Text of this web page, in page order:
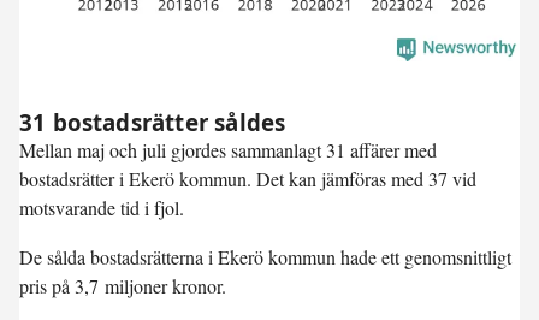
31 bostadsrätter såldes
Mellan maj och juli gjordes sammanlagt 31 affärer med
bostadsrätter i Ekerö kommun. Det kan jämföras med 37 vid
motsvarande tid i fjol.
De sålda bostadsrätterna i Ekerö kommun hade ett genomsnittligt
pris på 3,7 miljoner kronor.